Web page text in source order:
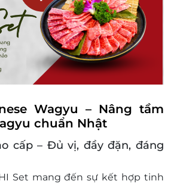
Wagyu – Nâng tầm
chuẩn Nhật
cấp – Đủ vị, đầy đặn, đáng
Set mang đến sự kết hợp tinh